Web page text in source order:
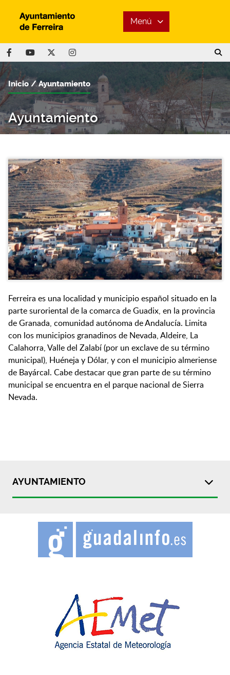
Menú
Ayuntamiento
Inicio Ayuntamiento
Ferreira es una localidad y municipio español situado en la
parte suroriental de la comarca de Guadix, en la provincia
de Granada, comunidad autónoma de Andalucía. Limita
con los municipios granadinos de Nevada, Aldeire, La
Calahorra, Valle del Zalabí (por un exclave de su término
municipal), Huéneja y Dólar, y con el municipio almeriense
de Bayárcal. Cabe destacar que gran parte de su término
municipal se encuentra en el parque nacional de Sierra
Nevada.
AYUNTAMIENTO